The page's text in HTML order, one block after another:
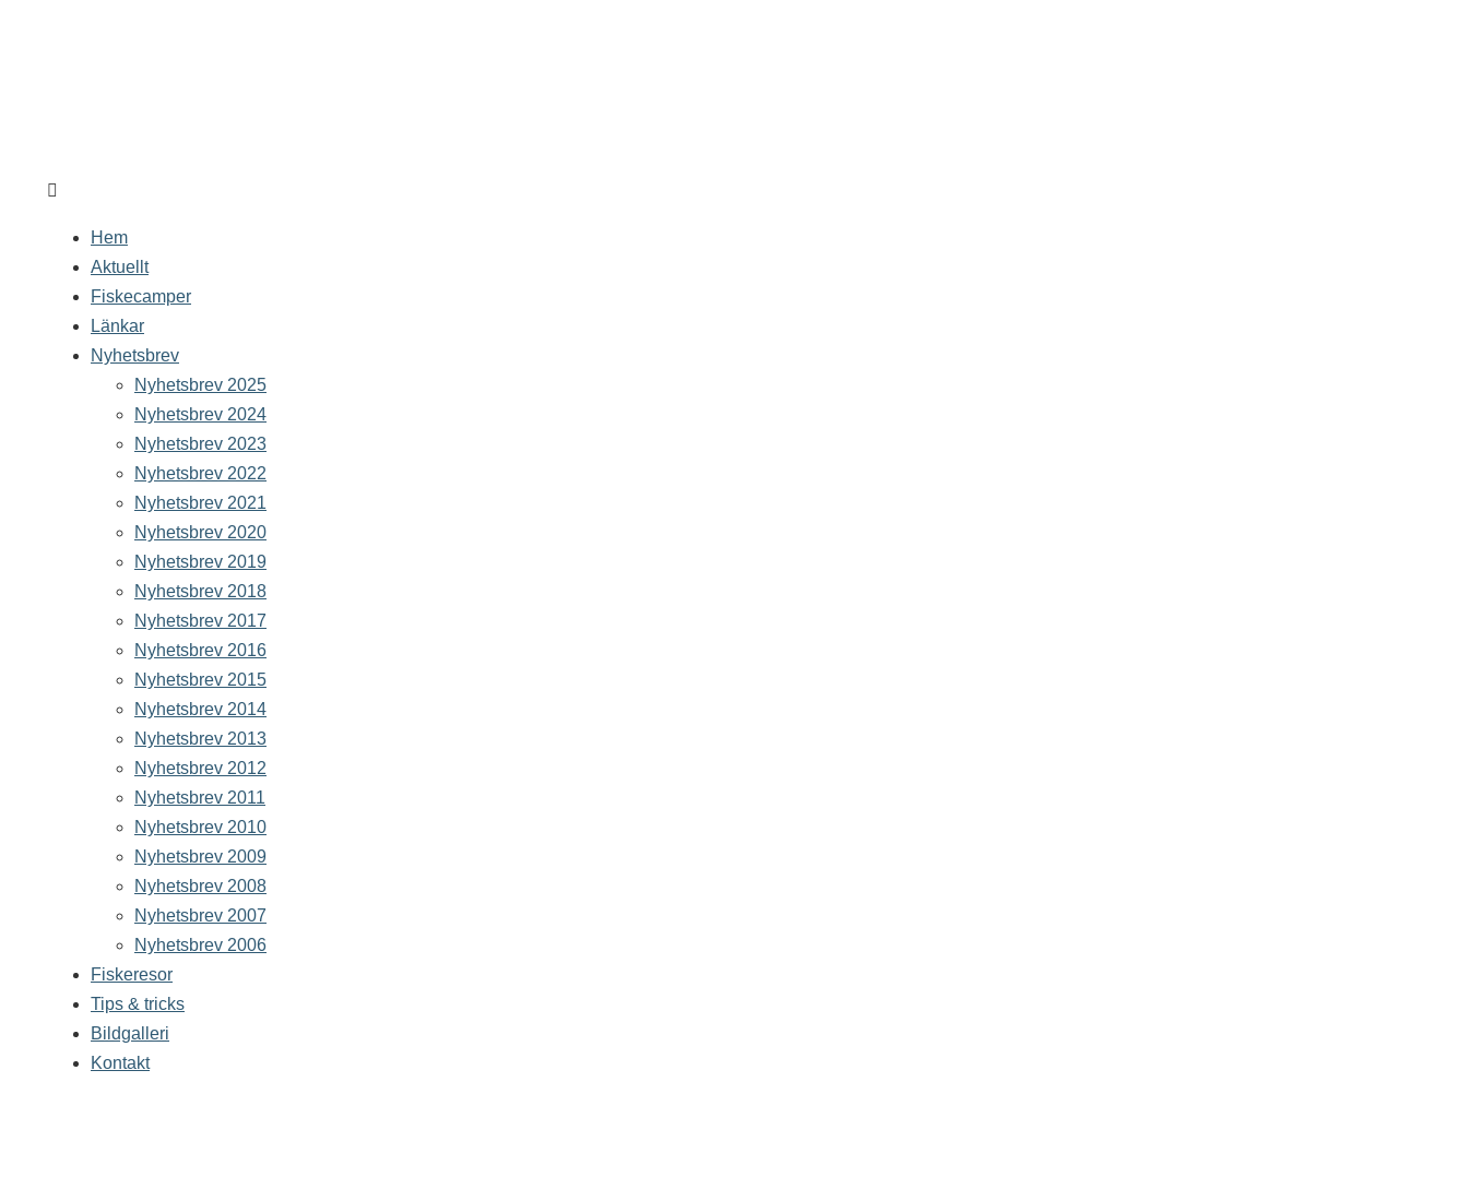
Hem
Aktuellt
Fiskecamper
Länkar
Nyhetsbrev
Nyhetsbrev 2025
Nyhetsbrev 2024
Nyhetsbrev 2023
Nyhetsbrev 2022
Nyhetsbrev 2021
Nyhetsbrev 2020
Nyhetsbrev 2019
Nyhetsbrev 2018
Nyhetsbrev 2017
Nyhetsbrev 2016
Nyhetsbrev 2015
Nyhetsbrev 2014
Nyhetsbrev 2013
Nyhetsbrev 2012
Nyhetsbrev 2011
Nyhetsbrev 2010
Nyhetsbrev 2009
Nyhetsbrev 2008
Nyhetsbrev 2007
Nyhetsbrev 2006
Fiskeresor
Tips & tricks
Bildgalleri
Kontakt